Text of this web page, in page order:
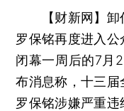
【财新网】 卸
罗保铭再度进入
闭幕一周后的7月
布消息称，十三
罗保铭涉嫌严重